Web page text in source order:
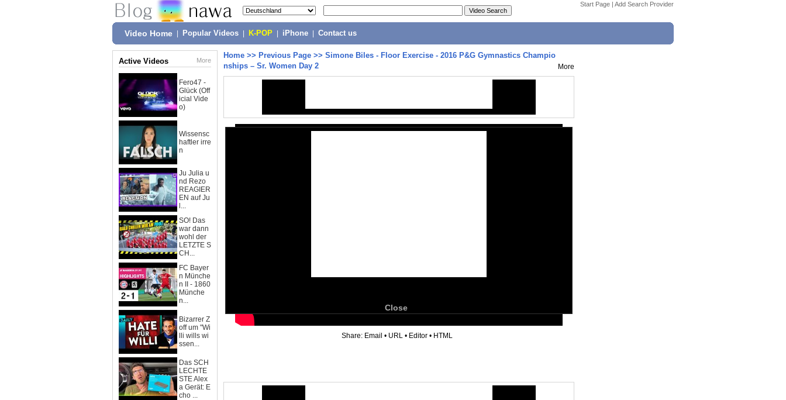
Start Page | Add Search Provider
Video Home Popular Videos K-POP iPhone Contact us
Active Videos More
Fero47 -
Glück (Off
icial Vide
o)
Wissensc
haftler irre
n
Ju Julia u
nd Rezo
REAGIER
EN auf Ju
l...
SO! Das
war dann
wohl der
LETZTE S
CH...
FC Bayer
n Münche
n II - 1860
Münche
n...
Bizarrer Z
off um "Wi
lli wills wi
ssen...
Das SCH
LECHTE
STE Alex
a Gerät: E
cho ...
Home >> Previous Page >> Simone Biles - Floor Exercise - 2016 P&G Gymnastics Champio
nships – Sr. Women Day 2
More
Close
Share: Email • URL • Editor • HTML